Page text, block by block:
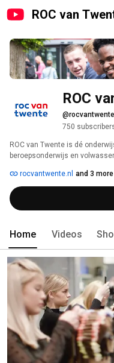
ROC van
ROC
@rocvantwente
750
ROC van Twente is dé
beroepsonderwijs en
rocvantwente.nl and 3
Home Videos